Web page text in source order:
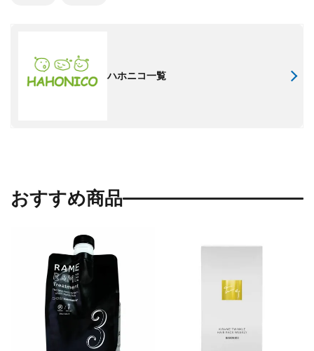
ハホニコ一覧
おすすめ商品